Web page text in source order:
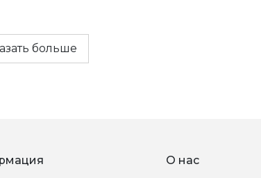
больше
О нас